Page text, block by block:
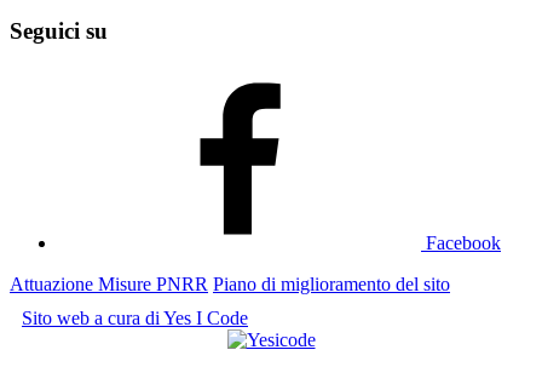
Seguici su
Facebook
Attuazione Misure PNRR Piano di miglioramento del sito
Sito web a cura di Yes I Code